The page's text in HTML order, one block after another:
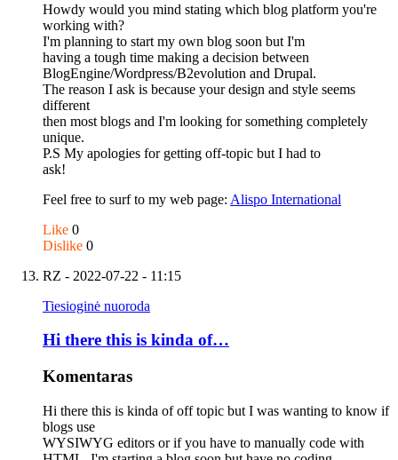
Howdy would you mind stating which blog platform you're
working with?
I'm planning to start my own blog soon but I'm
having a tough time making a decision between
BlogEngine/Wordpress/B2evolution and Drupal.
The reason I ask is because your design and style seems
different
then most blogs and I'm looking for something completely
unique.
P.S My apologies for getting off-topic but I had to
ask!
Feel free to surf to my web page: Alispo International
Like 0
Dislike 0
RZ - 2022-07-22 - 11:15
Tiesioginė nuoroda
Hi there this is kinda of…
Komentaras
Hi there this is kinda of off topic but I was wanting to know if
blogs use
WYSIWYG editors or if you have to manually code with